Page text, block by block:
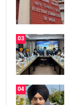
03
04